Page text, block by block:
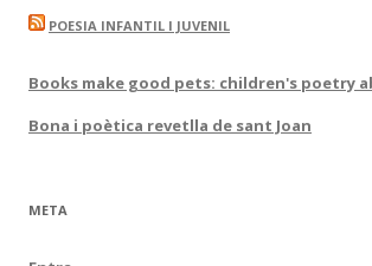
POESIA INFANTIL I JUVENIL
Books make good pets: children's poetry
Bona i poètica revetlla de sant Joan
META